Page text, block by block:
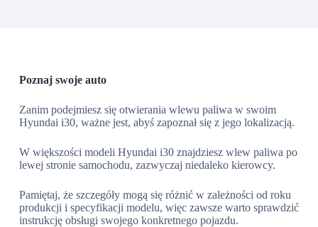
Poznaj swoje auto
Zanim podejmiesz się otwierania wlewu paliwa w swoim
Hyundai i30, ważne jest, abyś zapoznał się z jego lokalizacją.
W większości modeli Hyundai i30 znajdziesz wlew paliwa po
lewej stronie samochodu, zazwyczaj niedaleko kierowcy.
Pamiętaj, że szczegóły mogą się różnić w zależności od roku
produkcji i specyfikacji modelu, więc zawsze warto sprawdzić
instrukcję obsługi swojego konkretnego pojazdu.